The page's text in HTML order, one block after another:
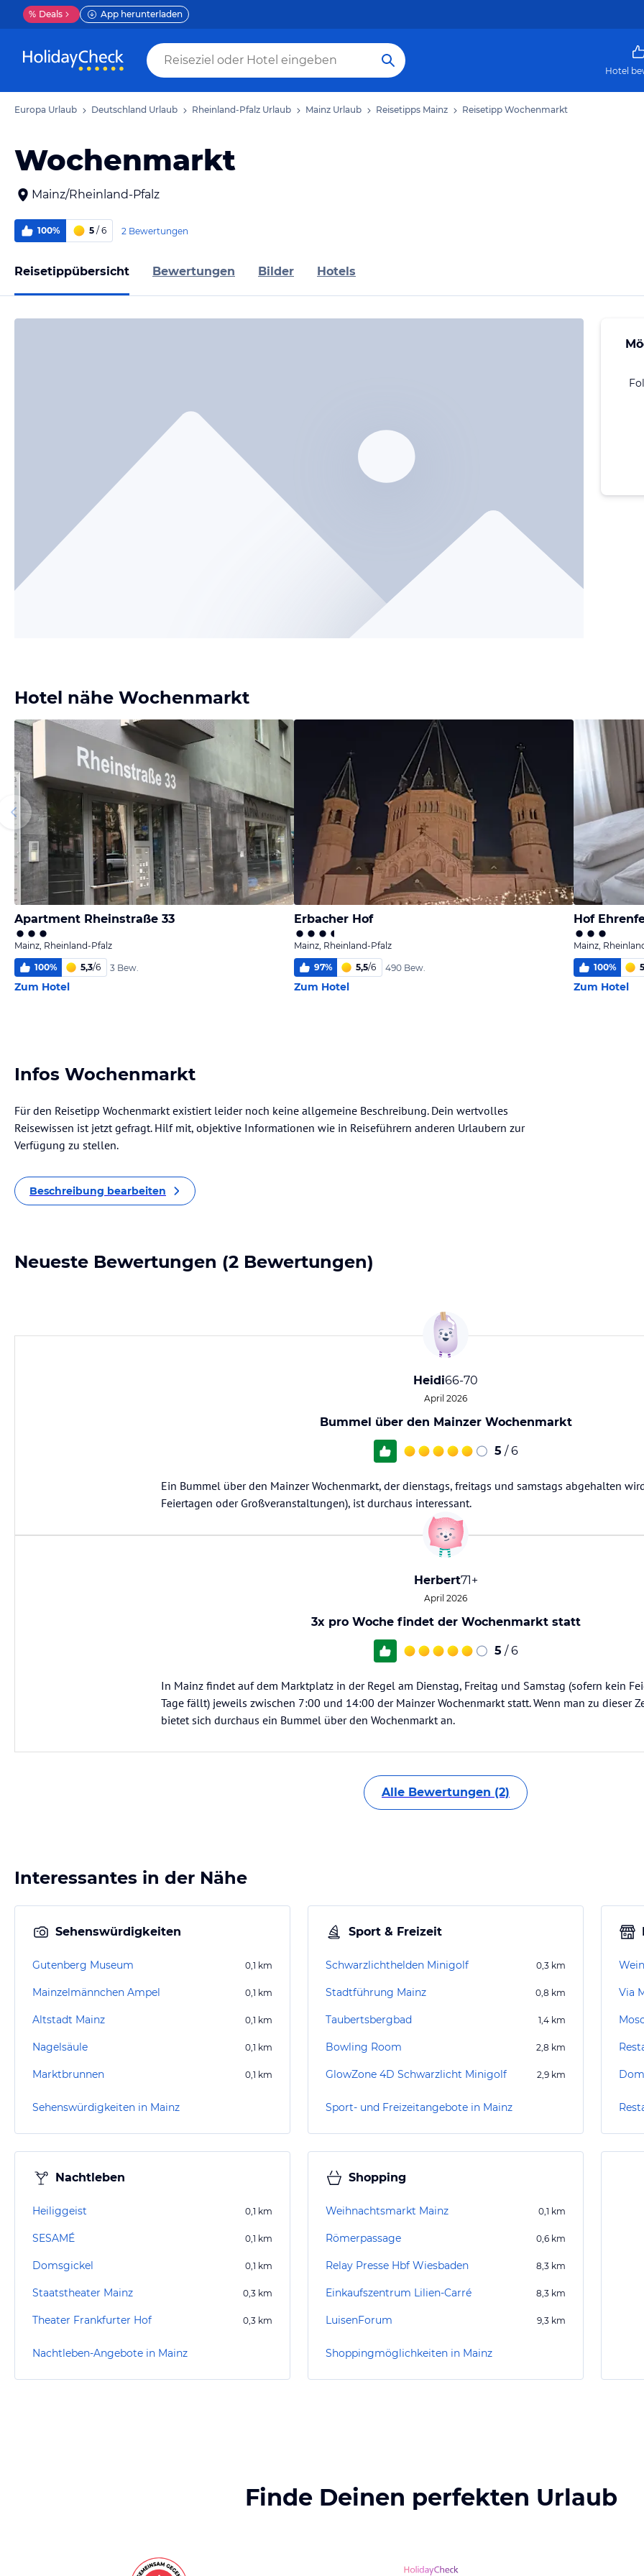
% Deals App herunterladen
Hotel
Europa Urlaub Deutschland Urlaub Rheinland-Pfalz Urlaub Mainz Urlaub Reisetipps Mainz Reisetipp Wochenmarkt
Wochenmarkt
Mainz/Rheinland-Pfalz
100% 5 / 6 2 Bewertungen
Reisetippübersicht Bewertungen Bilder Hotels
Hotel nähe Wochenmarkt
Apartment Rheinstraße 33
Mainz, Rheinland-Pfalz
100% 5,3/6 3 Bew.
Zum Hotel
Erbacher Hof
Mainz, Rheinland-Pfalz
97% 5,5/6 490 Bew.
Zum Hotel
Hof
Mainz,
100%
Zum Hotel
Infos Wochenmarkt
Für den Reisetipp Wochenmarkt existiert leider noch keine allgemeine Beschreibung. Dein wertvolles
Reisewissen ist jetzt gefragt. Hilf mit, objektive Informationen wie in Reiseführern anderen Urlaubern zur
Verfügung zu stellen.
Beschreibung bearbeiten
Neueste Bewertungen (2 Bewertungen)
Heidi66-70
April 2026
Bummel über den Mainzer Wochenmarkt
5 / 6
Ein Bummel über den Mainzer Wochenmarkt, der dienstags, freitags und samstags abgehalten
Feiertagen oder Großveranstaltungen), ist durchaus interessant.
Herbert71+
April 2026
3x pro Woche findet der Wochenmarkt statt
5 / 6
In Mainz findet auf dem Marktplatz in der Regel am Dienstag, Freitag und Samstag (sofern kein
Tage fällt) jeweils zwischen 7:00 und 14:00 der Mainzer Wochenmarkt statt. Wenn man zu dieser
bietet sich durchaus ein Bummel über den Wochenmarkt an.
Alle Bewertungen (2)
Interessantes in der Nähe
Sehenswürdigkeiten
Gutenberg Museum 0,1 km
Mainzelmännchen Ampel 0,1 km
Altstadt Mainz 0,1 km
Nagelsäule 0,1 km
Marktbrunnen 0,1 km
Sehenswürdigkeiten in Mainz
Sport & Freizeit
Schwarzlichthelden Minigolf 0,3 km
Stadtführung Mainz 0,8 km
Taubertsbergbad 1,4 km
Bowling Room 2,8 km
GlowZone 4D Schwarzlicht Minigolf 2,9 km
Sport- und Freizeitangebote in Mainz
Via
Nachtleben
Heiliggeist 0,1 km
SESAMÉ 0,1 km
Domsgickel 0,1 km
Staatstheater Mainz 0,3 km
Theater Frankfurter Hof 0,3 km
Nachtleben-Angebote in Mainz
Shopping
Weihnachtsmarkt Mainz 0,1 km
Römerpassage 0,6 km
Relay Presse Hbf Wiesbaden 8,3 km
Einkaufszentrum Lilien-Carré 8,3 km
LuisenForum 9,3 km
Shoppingmöglichkeiten in Mainz
Finde Deinen perfekten Urlaub